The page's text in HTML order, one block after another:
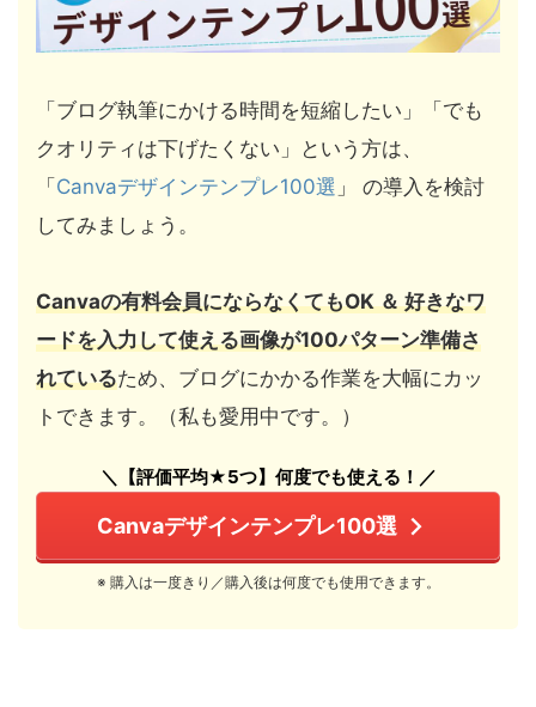
「ブログ執筆にかける時間を短縮したい」「でも
クオリティは下げたくない」という方は、
「 Canvaデザインテンプレ100選 」 の導入を検討
してみましょう。
Canvaの有料会員にならなくてもOK ＆ 好きなワ
ードを入力して使える画像が100パターン準備さ
れているため、ブログにかかる作業を大幅にカッ
トできます。（私も愛用中です。）
＼【評価平均★5つ】何度でも使える！／
Canvaデザインテンプレ100選
※ 購入は一度きり／購入後は何度でも使用できます。